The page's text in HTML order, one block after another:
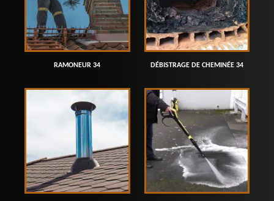
RAMONEUR 34 DÉBISTRAGE DE CHEMINÉE 34